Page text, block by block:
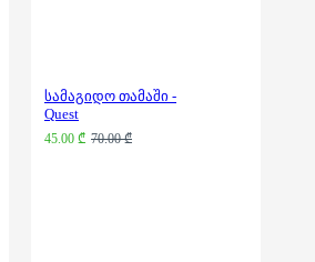
სამაგიდო თამაში -
Quest
45.00 ₾ 70.00 ₾